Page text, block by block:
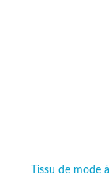
Tissu de mode